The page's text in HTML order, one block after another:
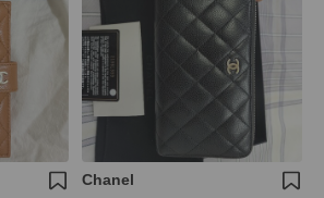
Chanel